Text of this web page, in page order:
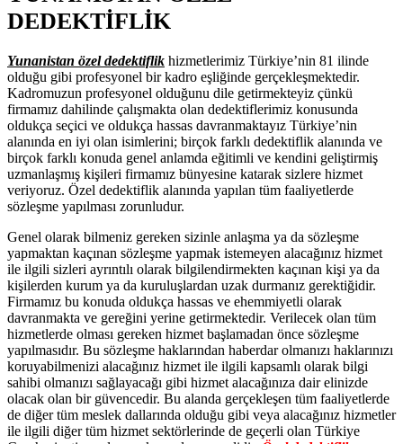
DEDEKTİFLİK
Yunanistan özel dedektiflik hizmetlerimiz Türkiye’nin 81 ilinde
olduğu gibi profesyonel bir kadro eşliğinde gerçekleşmektedir.
Kadromuzun profesyonel olduğunu dile getirmekteyiz çünkü
firmamız dahilinde çalışmakta olan dedektiflerimiz konusunda
oldukça seçici ve oldukça hassas davranmaktayız Türkiye’nin
alanında en iyi olan isimlerini; birçok farklı dedektiflik alanında ve
birçok farklı konuda genel anlamda eğitimli ve kendini geliştirmiş
uzmanlaşmış kişileri firmamız bünyesine katarak sizlere hizmet
veriyoruz. Özel dedektiflik alanında yapılan tüm faaliyetlerde
sözleşme yapılması zorunludur.
Genel olarak bilmeniz gereken sizinle anlaşma ya da sözleşme
yapmaktan kaçınan sözleşme yapmak istemeyen alacağınız hizmet
ile ilgili sizleri ayrıntılı olarak bilgilendirmekten kaçınan kişi ya da
kişilerden kurum ya da kuruluşlardan uzak durmanız gerektiğidir.
Firmamız bu konuda oldukça hassas ve ehemmiyetli olarak
davranmakta ve gereğini yerine getirmektedir. Verilecek olan tüm
hizmetlerde olması gereken hizmet başlamadan önce sözleşme
yapılmasıdır. Bu sözleşme haklarından haberdar olmanızı haklarınızı
koruyabilmenizi alacağınız hizmet ile ilgili kapsamlı olarak bilgi
sahibi olmanızı sağlayacağı gibi hizmet alacağınıza dair elinizde
olacak olan bir güvencedir. Bu alanda gerçekleşen tüm faaliyetlerde
de diğer tüm meslek dallarında olduğu gibi veya alacağınız hizmetler
ile ilgili diğer tüm hizmet sektörlerinde de geçerli olan Türkiye